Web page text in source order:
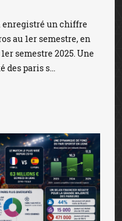
enregistré un chiffre
au 1er semestre, en
semestre 2025. Une
des paris s...